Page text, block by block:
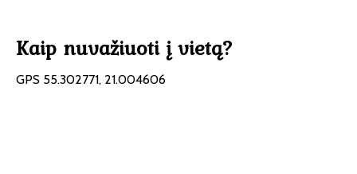
Kaip nuvažiuoti į vietą?
GPS 55.302771, 21.004606